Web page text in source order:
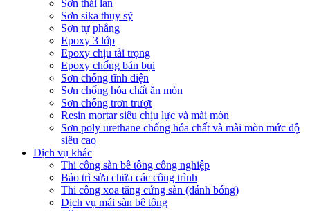
Sơn thái lan
Sơn sika thụy sỹ
Sơn tự phẳng
Epoxy 3 lớp
Epoxy chịu tải trọng
Epoxy chống bán bụi
Sơn chống tĩnh điện
Sơn chống hóa chất ăn mòn
Sơn chống trơn trượt
Resin mortar siêu chịu lực và mài mòn
Sơn poly urethane chống hóa chất và mài mòn mức độ
siêu cao
Dịch vụ khác
Thi công sàn bê tông công nghiệp
Bảo trì sửa chữa các công trình
Thi công xoa tăng cứng sàn (đánh bóng)
Dịch vụ mái sàn bê tông